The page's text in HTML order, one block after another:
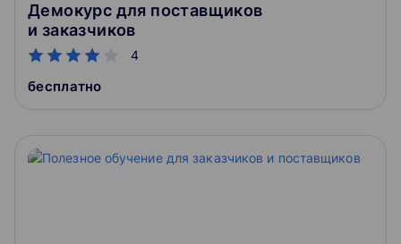
Демокурс для поставщиков
и заказчиков
4
бесплатно